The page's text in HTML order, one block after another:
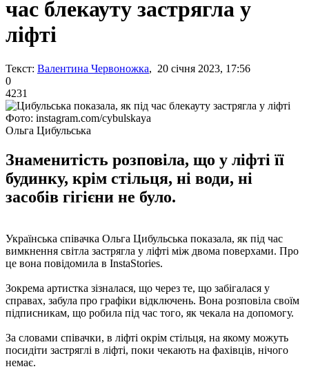
час блекауту застрягла у
ліфті
Текст: Валентина Червоножка, 20 січня 2023, 17:56
0
4231
Фото: instagram.com/cybulskaya
Ольга Цибульська
Знаменитість розповіла, що у ліфті її
будинку, крім стільця, ні води, ні
засобів гігієни не було.
Українська співачка Ольга Цибульська показала, як під час
вимкнення світла застрягла у ліфті між двома поверхами. Про
це вона повідомила в InstaStories.
Зокрема артистка зізналася, що через те, що забігалася у
справах, забула про графіки відключень. Вона розповіла своїм
підписникам, що робила під час того, як чекала на допомогу.
За словами співачки, в ліфті окрім стільця, на якому можуть
посидіти застряглі в ліфті, поки чекають на фахівців, нічого
немає.